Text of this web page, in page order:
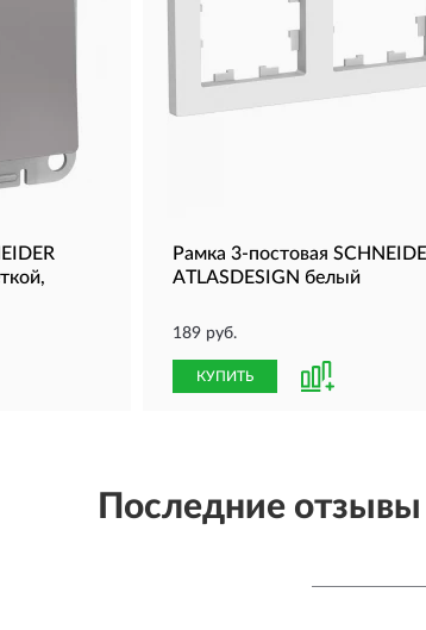
Рамка 3-постовая
ATLASDESIGN белый
189 руб.
КУПИТЬ
Последние